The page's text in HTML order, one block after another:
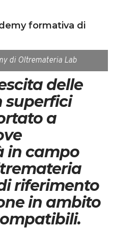
formativa di
di Oltremateria Lab
delle
superfici
a
in campo
riferimento
in ambito